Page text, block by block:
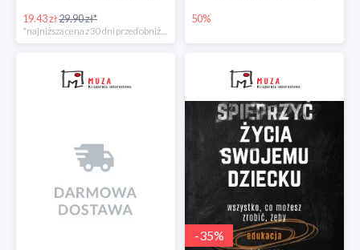
19.43 zł29.90 zł* 50%
-35%